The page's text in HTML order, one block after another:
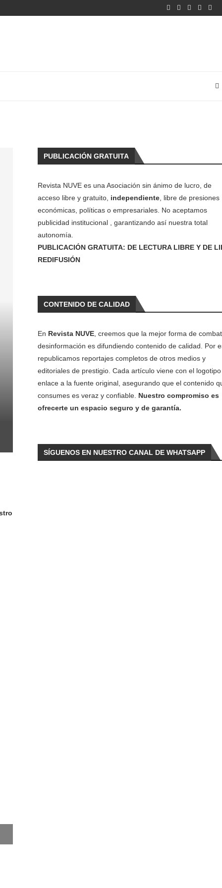
PUBLICACIÓN GRATUITA
Revista NUVE es una Asociación sin ánimo de lucro, de
acceso libre y gratuito, independiente, libre de presiones
económicas, políticas o empresariales. No aceptamos
publicidad institucional , garantizando así nuestra total
autonomía.
PUBLICACIÓN GRATUITA: DE LECTURA LIBRE Y DE
REDIFUSIÓN
CONTENIDO DE CALIDAD
En Revista NUVE, creemos que la mejor forma de
desinformación es difundiendo contenido de calidad. Por
republicamos reportajes completos de otros medios y
editoriales de prestigio. Cada artículo viene con el
enlace a la fuente original, asegurando que el contenido
consumes es veraz y confiable. Nuestro compromiso es
ofrecerte un espacio seguro y de garantía.
SÍGUENOS EN NUESTRO CANAL DE WHATSAPP